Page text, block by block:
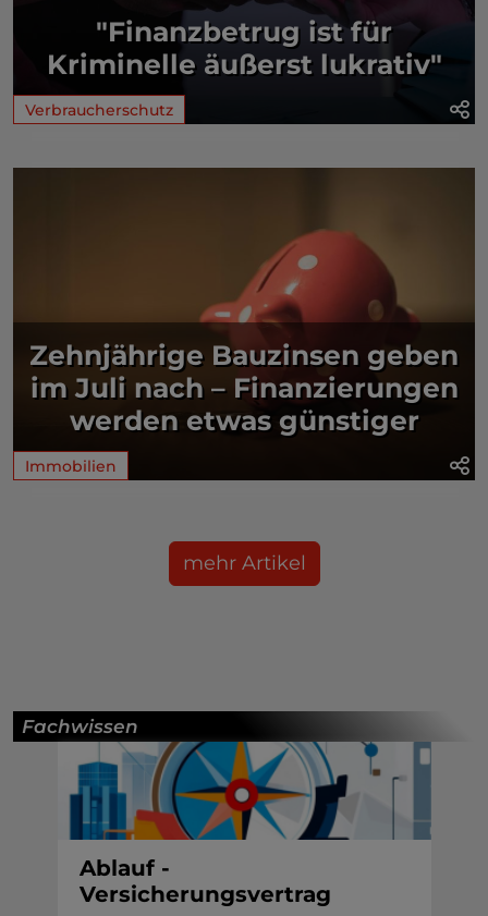
"Finanzbetrug ist für
Kriminelle äußerst lukrativ"
Verbraucherschutz
Zehnjährige Bauzinsen geben
im Juli nach – Finanzierungen
werden etwas günstiger
Immobilien
mehr Artikel
Fachwissen
Ablauf -
Versicherungsvertrag